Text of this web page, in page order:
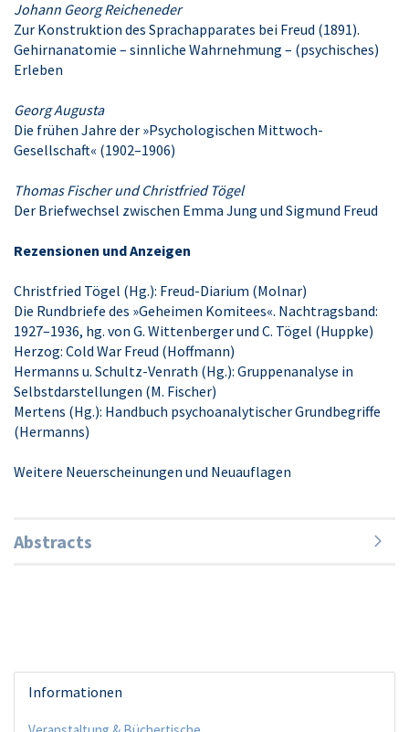
Johann Georg Reicheneder
Zur Konstruktion des Sprachapparates bei Freud (1891).
Gehirnanatomie – sinnliche Wahrnehmung – (psychisches)
Erleben
Georg Augusta
Die frühen Jahre der »Psychologischen Mittwoch-
Gesellschaft« (1902–1906)
Thomas Fischer und Christfried Tögel
Der Briefwechsel zwischen Emma Jung und Sigmund Freud
Rezensionen und Anzeigen
Christfried Tögel (Hg.): Freud-Diarium (Molnar)
Die Rundbriefe des »Geheimen Komitees«. Nachtragsband:
1927–1936, hg. von G. Wittenberger und C. Tögel (Huppke)
Herzog: Cold War Freud (Hoffmann)
Hermanns u. Schultz-Venrath (Hg.): Gruppenanalyse in
Selbstdarstellungen (M. Fischer)
Mertens (Hg.): Handbuch psychoanalytischer Grundbegriffe
(Hermanns)
Weitere Neuerscheinungen und Neuauflagen
Abstracts
Informationen